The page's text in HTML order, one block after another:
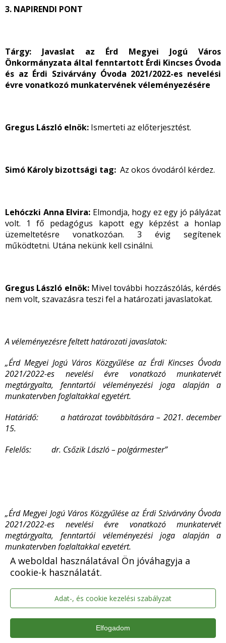
A weboldal használatával Ön jóváhagyja a
cookie-k használatát.
Adat-, és cookie kezelési szabályzat
Elfogadom
3. NAPIRENDI PONT
Tárgy: Javaslat az Érd Megyei Jogú Város
Önkormányzata által fenntartott Érdi Kincses Óvoda
és az Érdi Szivárvány Óvoda 2021/2022-es nevelési
évre vonatkozó munkatervének véleményezésére
Gregus László elnök: Ismerteti az előterjesztést.
Simó Károly bizottsági tag: Az okos óvodáról kérdez.
Lehóczki Anna Elvira: Elmondja, hogy ez egy jó pályázat
volt. 1 fő pedagógus kapott egy képzést a honlap
üzemeltetésre vonatkozóan. 3 évig segítenek
működtetni. Utána nekünk kell csinálni.
Gregus László elnök: Mivel további hozzászólás, kérdés
nem volt, szavazásra teszi fel a határozati javaslatokat.
A véleményezésre feltett határozati javaslatok:
„Érd Megyei Jogú Város Közgyűlése az Érdi Kincses Óvoda
2021/2022-es nevelési évre vonatkozó munkatervét
megtárgyalta, fenntartói véleményezési joga alapján a
munkatervben foglaltakkal egyetért.
Határidő: a határozat továbbítására – 2021. december
15.
Felelős: dr. Csőzik László – polgármester”
„Érd Megyei Jogú Város Közgyűlése az Érdi Szivárvány Óvoda
2021/2022-es nevelési évre vonatkozó munkatervét
megtárgyalta, fenntartói véleményezési joga alapján a
munkatervben foglaltakkal egyetért.
Határidő: a határozat továbbítására – 2021. december
15.
Felelős: dr. Csőzik László polgármester”